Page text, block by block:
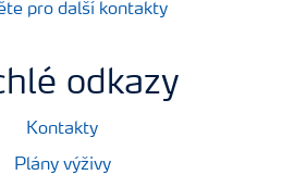
pro další kontakty
odkazy
Kontakty
Plány výživy